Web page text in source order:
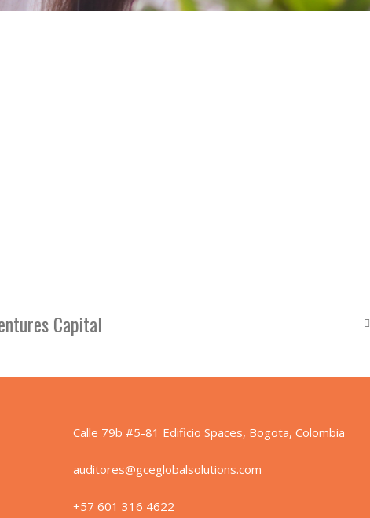
Calle 79b #5-81 Edificio Spaces, Bogota, Colombia
auditores@gceglobalsolutions.com
+57 601 316 4622